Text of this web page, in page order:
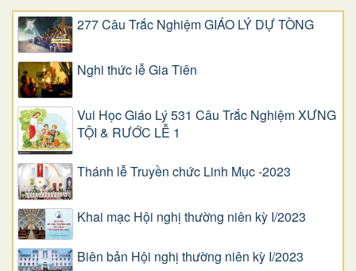
277 Câu Trắc Nghiệm GIÁO LÝ DỰ TÒNG
Nghi thức lễ Gia Tiên
Vui Học Giáo Lý 531 Câu Trắc Nghiệm XƯNG
TỘI & RƯỚC LỄ 1
Thánh lễ Truyền chức Linh Mục -2023
Khai mạc Hội nghị thường niên kỳ I/2023
Biên bản Hội nghị thường niên kỳ I/2023